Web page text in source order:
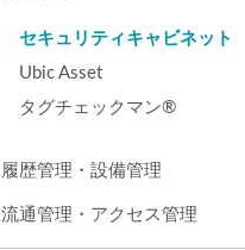
セキュリティキャビネット
Ubic Asset
タグチェックマン®
履歴管理・設備管理
流通管理・アクセス管理